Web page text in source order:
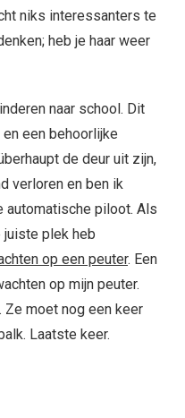
niks interessanters te
heb je haar weer
naar school. Dit
een behoorlijke
de deur uit zijn,
verloren en ben ik
automatische piloot. Als
plek heb
op een peuter. Een
op mijn peuter.
moet nog een keer
Laatste keer.